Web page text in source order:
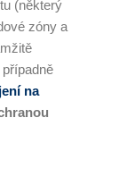
(některý
zóny a
na